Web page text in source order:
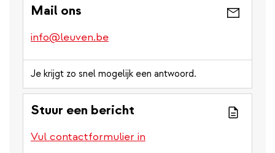
Mail ons
info@leuven.be
Je krijgt zo snel mogelijk een antwoord.
Stuur een bericht
Vul contactformulier in